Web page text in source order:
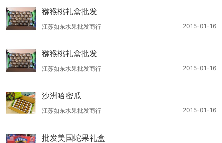
猕猴桃礼盒批发
2015-01-16
江苏如东水果批发商行
猕猴桃礼盒批发
2015-01-16
江苏如东水果批发商行
沙洲哈密瓜
2015-01-16
江苏如东水果批发商行
批发美国蛇果礼盒